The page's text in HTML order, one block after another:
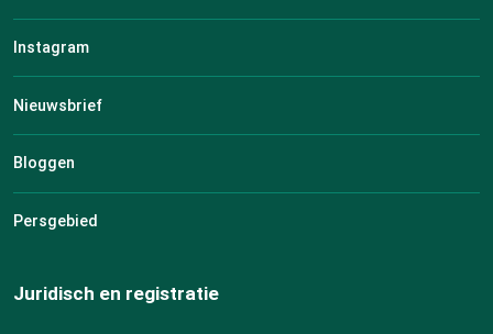
Instagram
Nieuwsbrief
Bloggen
Persgebied
Juridisch en registratie